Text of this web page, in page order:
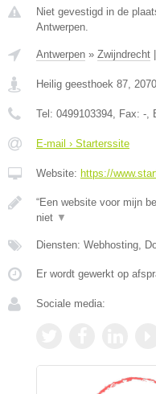
Niet gevestigd in de
Antwerpen.
Antwerpen » Zwijndrecht
Heilig geesthoek 87, 2070
Tel: 0499103394, Fax: -,
E-mail › Starterssite
Website: https://
“Een website voor mijn
niet ▼
Diensten: Webhosting,
Er wordt gewerkt op
Sociale media: